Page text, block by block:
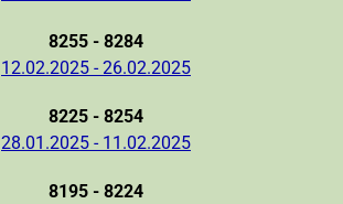
8255 - 8284
12.02.2025 - 26.02.2025
8225 - 8254
28.01.2025 - 11.02.2025
8195 - 8224